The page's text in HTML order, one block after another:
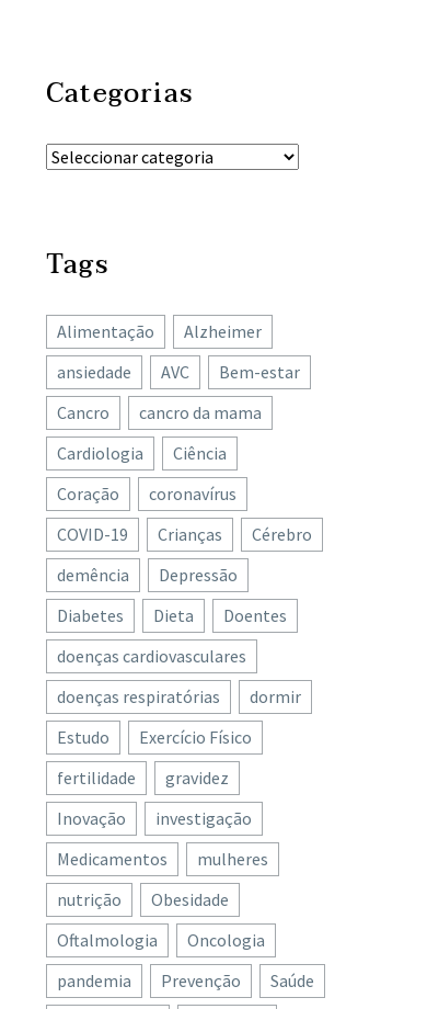
Categorias
Tags
Alimentação
Alzheimer
ansiedade
AVC
Bem-estar
Cancro
cancro da mama
Cardiologia
Ciência
Coração
coronavírus
COVID-19
Crianças
Cérebro
demência
Depressão
Diabetes
Dieta
Doentes
doenças cardiovasculares
doenças respiratórias
dormir
Estudo
Exercício Físico
fertilidade
gravidez
Inovação
investigação
Medicamentos
mulheres
nutrição
Obesidade
Oftalmologia
Oncologia
pandemia
Prevenção
Saúde